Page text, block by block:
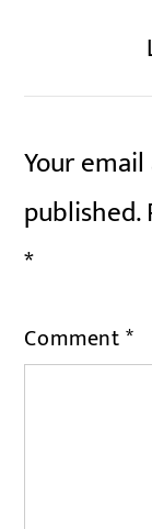
Your
published.
*
Comment*